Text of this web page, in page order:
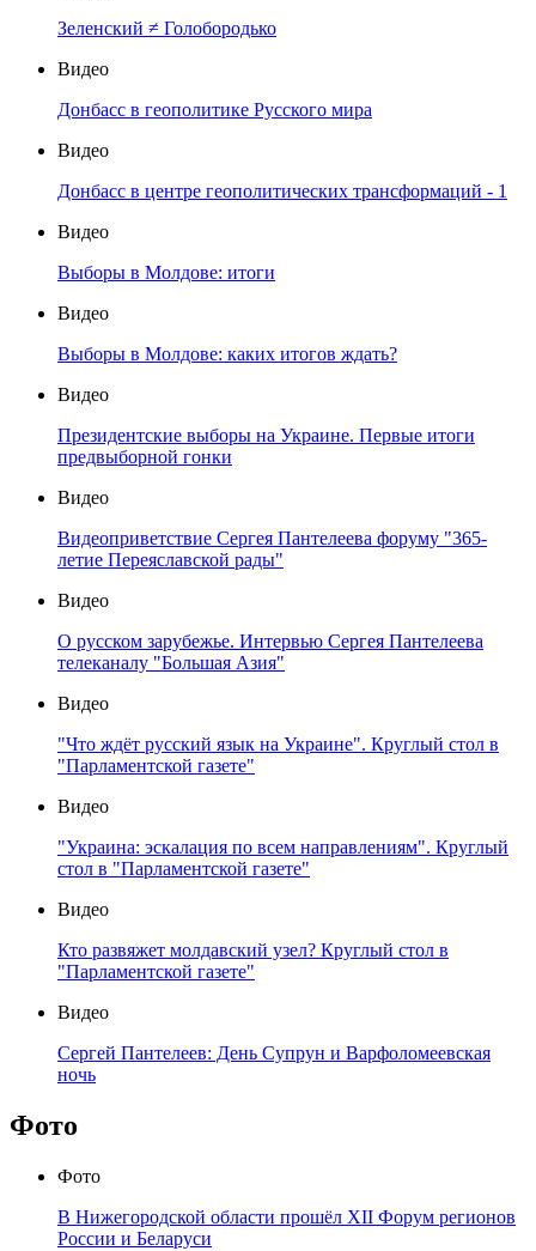
Зеленский ≠ Голобородько
Видео
Донбасс в геополитике Русского мира
Видео
Донбасс в центре геополитических трансформаций - 1
Видео
Выборы в Молдове: итоги
Видео
Выборы в Молдове: каких итогов ждать?
Видео
Президентские выборы на Украине. Первые итоги
предвыборной гонки
Видео
Видеоприветствие Сергея Пантелеева форуму "365-
летие Переяславской рады"
Видео
О русском зарубежье. Интервью Сергея Пантелеева
телеканалу "Большая Азия"
Видео
"Что ждёт русский язык на Украине". Круглый стол в
"Парламентской газете"
Видео
"Украина: эскалация по всем направлениям". Круглый
стол в "Парламентской газете"
Видео
Кто развяжет молдавский узел? Круглый стол в
"Парламентской газете"
Видео
Сергей Пантелеев: День Супрун и Варфоломеевская
ночь
Фото
Фото
В Нижегородской области прошёл XII Форум регионов
России и Беларуси